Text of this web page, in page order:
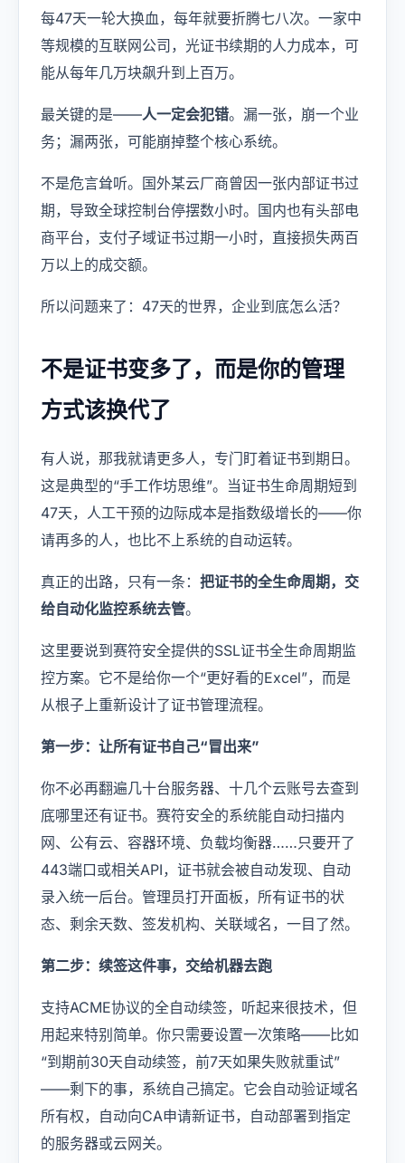
每47天一轮大换血，每年就要折腾七八次。一家中
等规模的互联网公司，光证书续期的人力成本，可
能从每年几万块飙升到上百万。
最关键的是——人一定会犯错。漏一张，崩一个业
务；漏两张，可能崩掉整个核心系统。
不是危言耸听。国外某云厂商曾因一张内部证书过
期，导致全球控制台停摆数小时。国内也有头部电
商平台，支付子域证书过期一小时，直接损失两百
万以上的成交额。
所以问题来了：47天的世界，企业到底怎么活？
不是证书变多了，而是你的管理
方式该换代了
有人说，那我就请更多人，专门盯着证书到期日。
这是典型的“手工作坊思维”。当证书生命周期短到
47天，人工干预的边际成本是指数级增长的——你
请再多的人，也比不上系统的自动运转。
真正的出路，只有一条： 把证书的全生命周期，交
给自动化监控系统去管。
这里要说到赛符安全提供的SSL证书全生命周期监
控方案。它不是给你一个“更好看的Excel”，而是
从根子上重新设计了证书管理流程。
第一步：让所有证书自己“冒出来”
你不必再翻遍几十台服务器、十几个云账号去查到
底哪里还有证书。赛符安全的系统能自动扫描内
网、公有云、容器环境、负载均衡器……只要开了
443端口或相关API，证书就会被自动发现、自动
录入统一后台。管理员打开面板，所有证书的状
态、剩余天数、签发机构、关联域名，一目了然。
第二步：续签这件事，交给机器去跑
支持ACME协议的全自动续签，听起来很技术，但
用起来特别简单。你只需要设置一次策略——比如
“到期前30天自动续签，前7天如果失败就重试”
——剩下的事，系统自己搞定。它会自动验证域名
所有权，自动向CA申请新证书，自动部署到指定
的服务器或云网关。